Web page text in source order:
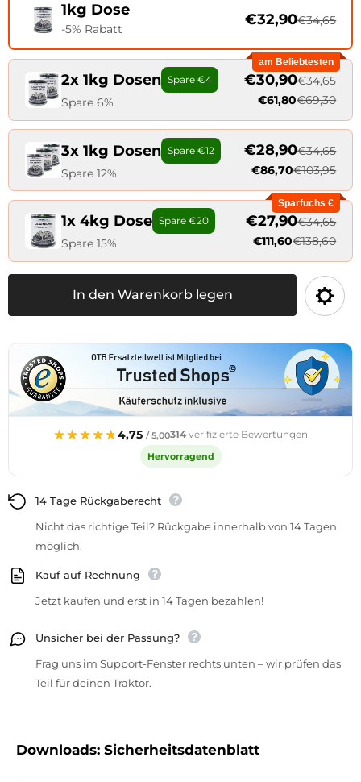
1kg Dose
-5% Rabatt
€32,90€34,65
am Beliebtesten
2x 1kg Dosen Spare €4
Spare 6%
€30,90€34,65
€61,80€69,30
3x 1kg Dosen Spare €12
Spare 12%
€28,90€34,65
€86,70€103,95
Sparfuchs €
1x 4kg Dose Spare €20
Spare 15%
€27,90€34,65
€111,60€138,60
In den Warenkorb legen
★★★★★
★★★★★4,75 / 5,00314 verifizierte Bewertungen
Hervorragend
14 Tage Rückgaberecht
Nicht das richtige Teil? Rückgabe innerhalb von 14 Tagen
möglich.
Kauf auf Rechnung
Jetzt kaufen und erst in 14 Tagen bezahlen!
Unsicher bei der Passung?
Frag uns im Support-Fenster rechts unten – wir prüfen das
Teil für deinen Traktor.
Downloads: Sicherheitsdatenblatt